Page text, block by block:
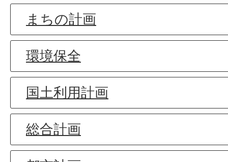
まちの計画
環境保全
国土利用計画
総合計画